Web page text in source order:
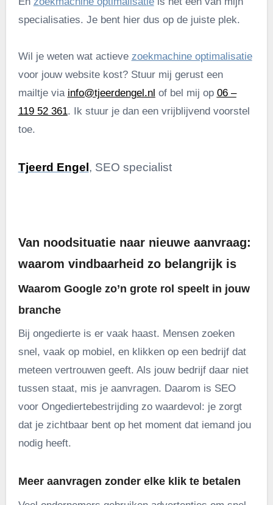
specialisaties. Je bent hier dus op de juiste plek.
Wil je weten wat actieve zoekmachine optimalisatie
voor jouw website kost? Stuur mij gerust een
mailtje via info@tjeerdengel.nl of bel mij op 06 –
119 52 361. Ik stuur je dan een vrijblijvend voorstel
toe.
Tjeerd Engel, SEO specialist
Van noodsituatie naar nieuwe aanvraag:
waarom vindbaarheid zo belangrijk is
Waarom Google zo’n grote rol speelt in jouw
branche
Bij ongedierte is er vaak haast. Mensen zoeken
snel, vaak op mobiel, en klikken op een bedrijf dat
meteen vertrouwen geeft. Als jouw bedrijf daar niet
tussen staat, mis je aanvragen. Daarom is SEO
voor Ongediertebestrijding zo waardevol: je zorgt
dat je zichtbaar bent op het moment dat iemand jou
nodig heeft.
Meer aanvragen zonder elke klik te betalen